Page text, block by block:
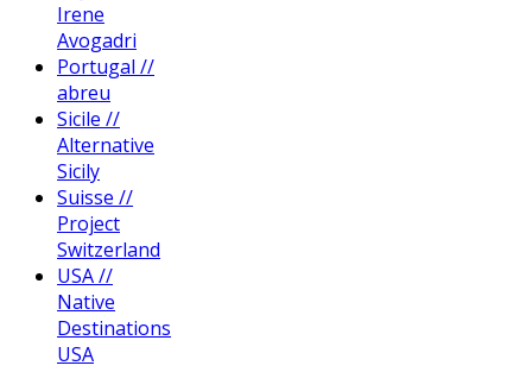
Irene
Avogadri
Portugal //
abreu
Sicile //
Alternative
Sicily
Suisse //
Project
Switzerland
USA //
Native
Destinations
USA